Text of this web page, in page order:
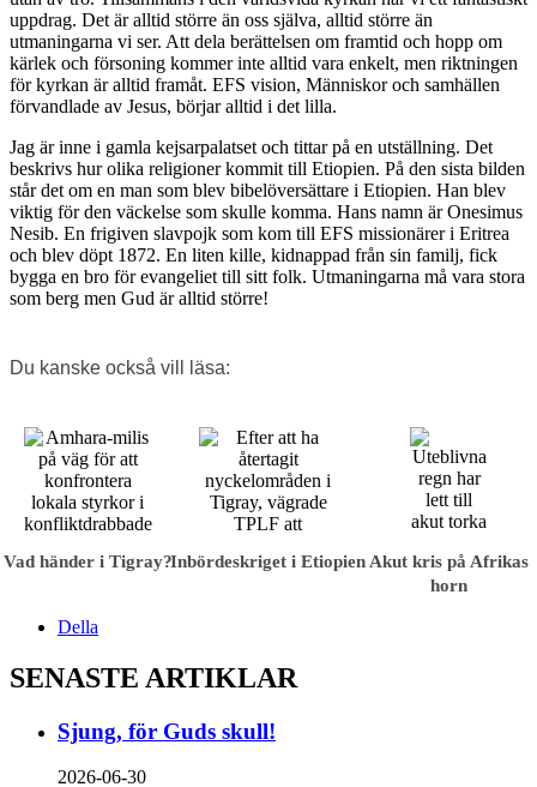
uppdrag. Det är alltid större än oss själva, alltid större än
utmaningarna vi ser. Att dela berättelsen om framtid och hopp om
kärlek och försoning kommer inte alltid vara enkelt, men riktningen
för kyrkan är alltid framåt. EFS vision, Människor och samhällen
förvandlade av Jesus, börjar alltid i det lilla.
Jag är inne i gamla kejsarpalatset och tittar på en utställning. Det
beskrivs hur olika religioner kommit till Etiopien. På den sista bilden
står det om en man som blev bibelöversättare i Etiopien. Han blev
viktig för den väckelse som skulle komma. Hans namn är Onesimus
Nesib. En frigiven slavpojk som kom till EFS missionärer i Eritrea
och blev döpt 1872. En liten kille, kidnappad från sin familj, fick
bygga en bro för evangeliet till sitt folk. Utmaningarna må vara stora
som berg men Gud är alltid större!
Du kanske också vill läsa:
Vad händer i Tigray?Inbördes­kriget i Etiopien Akut kris på Afrikas
horn
Della
SENASTE ARTIKLAR
Sjung, för Guds skull!
2026-06-30